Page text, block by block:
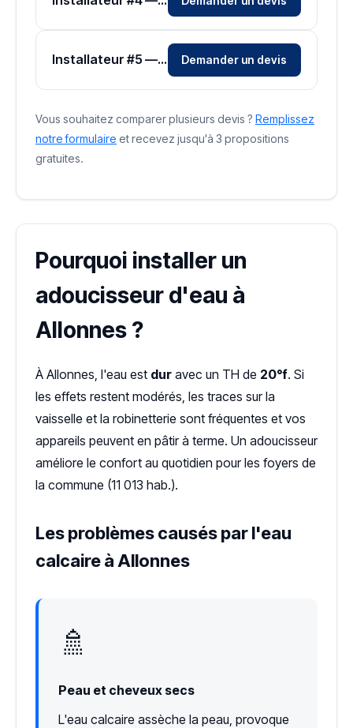
Installateur #5 — Zone Sarthe Demander un devis
Vous souhaitez comparer plusieurs devis ? Remplissez
notre formulaire et recevez jusqu'à 3 propositions
gratuites.
Pourquoi installer un
adoucisseur d'eau à
Allonnes ?
À Allonnes, l'eau est dur avec un TH de 20°f. Si
les effets restent modérés, les traces sur la
vaisselle et la robinetterie sont fréquentes et vos
appareils peuvent en pâtir à terme. Un adoucisseur
améliore le confort au quotidien pour les foyers de
la commune (11 013 hab.).
Les problèmes causés par l'eau
calcaire à Allonnes
🚿
Peau et cheveux secs
L'eau calcaire assèche la peau, provoque